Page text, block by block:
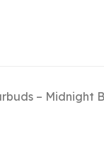
– Midnight